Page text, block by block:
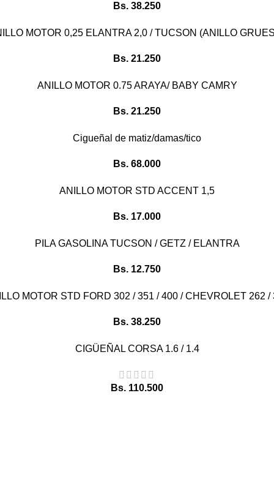
Bs. 38.250
MOTOR 0,25 ELANTRA 2,0 / TUCSON (ANILLO
Bs. 21.250
ANILLO MOTOR 0.75 ARAYA/ BABY CAMRY
Bs. 21.250
Cigueñal de matiz/damas/tico
Bs. 68.000
ANILLO MOTOR STD ACCENT 1,5
Bs. 17.000
PILA GASOLINA TUCSON / GETZ / ELANTRA
Bs. 12.750
MOTOR STD FORD 302 / 351 / 400 / CHEVROLET 262 /
Bs. 38.250
CIGÜEÑAL CORSA 1.6 / 1.4
Bs. 110.500